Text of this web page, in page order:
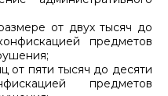
от двух тысяч до
предметов
тысяч до десяти
предметов